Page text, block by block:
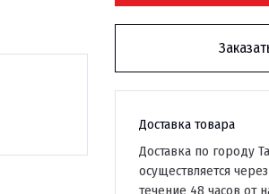
Доставка товара
Доставка по городу
осуществляется
течение 48 часов от